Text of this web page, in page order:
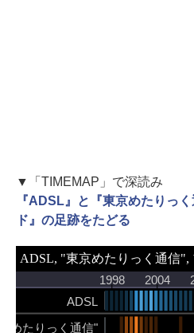
▼「TIMEMAP」で深読み
『ADSL』と『東京めたりっ
ド』の足跡をたどる